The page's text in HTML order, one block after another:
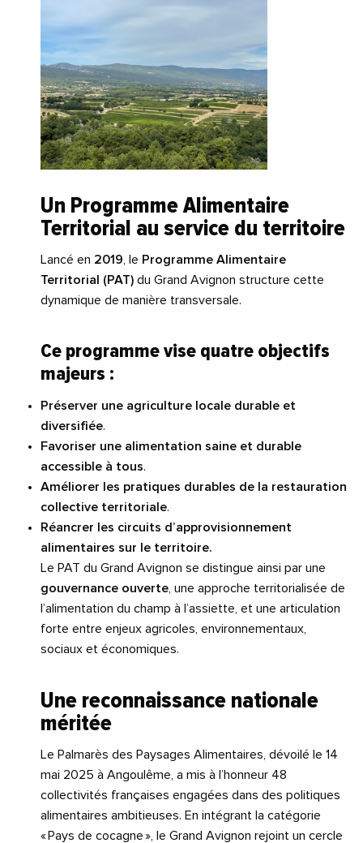
Un Programme Alimentaire
Territorial au service du territoire
Lancé en 2019 , le Programme Alimentaire
Territorial (PAT) du Grand Avignon structure cette
dynamique de manière transversale.
Ce programme vise quatre objectifs
majeurs :
Préserver une agriculture locale durable et
diversifiée.
Favoriser une alimentation saine et durable
accessible à tous.
Améliorer les pratiques durables de la restauration
collective territoriale.
Réancrer les circuits d’approvisionnement
alimentaires sur le territoire.
Le PAT du Grand Avignon se distingue ainsi par une
gouvernance ouverte , une approche territorialisée de
l’alimentation du champ à l’assiette, et une articulation
forte entre enjeux agricoles, environnementaux,
sociaux et économiques.
Une reconnaissance nationale
méritée
Le Palmarès des Paysages Alimentaires, dévoilé le 14
mai 2025 à Angoulême, a mis à l’honneur 48
collectivités françaises engagées dans des politiques
alimentaires ambitieuses. En intégrant la catégorie
« Pays de cocagne », le Grand Avignon rejoint un cercle